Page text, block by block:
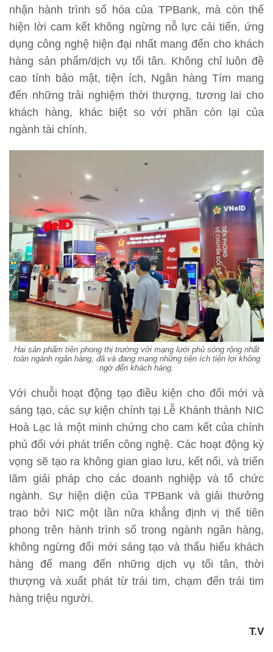
nhận hành trình số hóa của TPBank, mà còn thể
hiện lời cam kết không ngừng nỗ lực cải tiến, ứng
dụng công nghệ hiện đại nhất mang đến cho khách
hàng sản phẩm/dịch vụ tối tân. Không chỉ luôn đề
cao tính bảo mật, tiện ích, Ngân hàng Tím mang
đến những trải nghiệm thời thượng, tương lai cho
khách hàng, khác biệt so với phần còn lại của
ngành tài chính.
Hai sản phẩm tiên phong thị trường với mạng lưới phủ sóng rộng nhất
toàn ngành ngân hàng, đã và đang mang những tiện ích tiện lợi không
ngờ đến khách hàng.
Với chuỗi hoạt động tạo điều kiện cho đổi mới và
sáng tạo, các sự kiện chính tại Lễ Khánh thành NIC
Hoà Lạc là một minh chứng cho cam kết của chính
phủ đối với phát triển công nghệ. Các hoạt động kỳ
vọng sẽ tạo ra không gian giao lưu, kết nối, và triển
lãm giải pháp cho các doanh nghiệp và tổ chức
ngành. Sự hiện diện của TPBank và giải thưởng
trao bởi NIC một lần nữa khẳng định vị thế tiên
phong trên hành trình số trong ngành ngân hàng,
không ngừng đổi mới sáng tạo và thấu hiểu khách
hàng để mang đến những dịch vụ tối tân, thời
thượng và xuất phát từ trái tim, chạm đến trái tim
hàng triệu người.
T.V